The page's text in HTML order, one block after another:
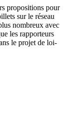
propositions pour
sur le réseau
nombreux avec
les rapporteurs
le projet de loi-